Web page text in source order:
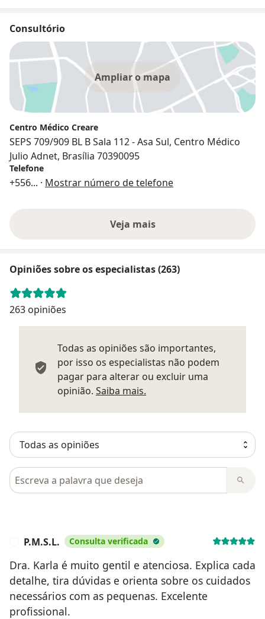
Consultório
Ampliar o mapa
Centro Médico Creare
SEPS 709/909 BL B Sala 112 - Asa Sul, Centro Médico
Julio Adnet, Brasília 70390095
Telefone
+556... · Mostrar número de telefone
Veja mais
Opiniões sobre os especialistas (263)
263 opiniões
Todas as opiniões são importantes,
por isso os especialistas não podem
pagar para alterar ou excluir uma
opinião. Saiba mais.
Pesquisar em opiniões
P.M.S.L. Consulta verificada
Dra. Karla é muito gentil e atenciosa. Explica cada
detalhe, tira dúvidas e orienta sobre os cuidados
necessários com as pequenas. Excelente
profissional.